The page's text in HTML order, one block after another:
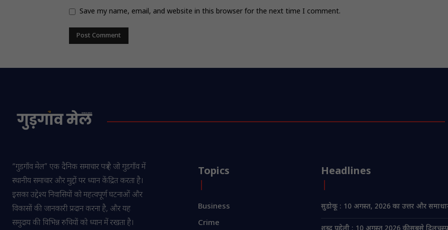
Save my name, email, and website in this browser for the next time I comment.
“गुडगाँव मेल” एक दैनिक समाचार पत्र है जो गुडगाँव में
स्थानीय समाचार और मुद्दों पर ध्यान केंद्रित करता है।
इसका उद्देश्य निवासियों को महत्वपूर्ण घटनाओं और
विकासों की जानकारी प्रदान करना है, और यह
समुदाय की विभिन्न रुचियों को ध्यान में रखता है।
Topics
Business
Crime
Headlines
सुडोकू : 10 अगस्त, 2026 का उत्तर और